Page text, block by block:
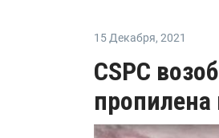
15 Декабря, 2021
CSPC